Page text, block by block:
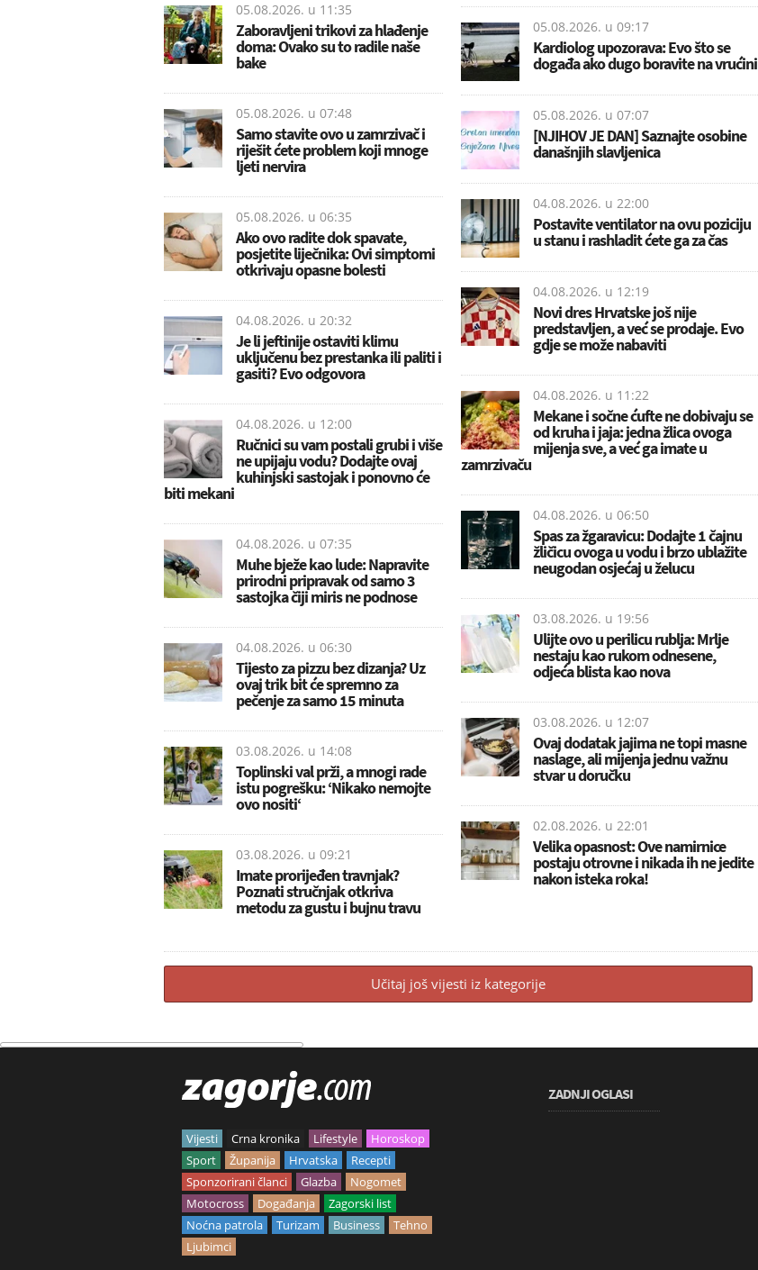
05.08.2026. u 11:35
Zaboravljeni trikovi za hlađenje
doma: Ovako su to radile naše
bake
05.08.2026. u 07:48
Samo stavite ovo u zamrzivač i
riješit ćete problem koji mnoge
ljeti nervira
05.08.2026. u 06:35
Ako ovo radite dok spavate,
posjetite liječnika: Ovi simptomi
otkrivaju opasne bolesti
04.08.2026. u 20:32
Je li jeftinije ostaviti klimu
uključenu bez prestanka ili paliti i
gasiti? Evo odgovora
04.08.2026. u 12:00
Ručnici su vam postali grubi i više
ne upijaju vodu? Dodajte ovaj
kuhinjski sastojak i ponovno će
biti mekani
04.08.2026. u 07:35
Muhe bježe kao lude: Napravite
prirodni pripravak od samo 3
sastojka čiji miris ne podnose
04.08.2026. u 06:30
Tijesto za pizzu bez dizanja? Uz
ovaj trik bit će spremno za
pečenje za samo 15 minuta
03.08.2026. u 14:08
Toplinski val prži, a mnogi rade
istu pogrešku: ‘Nikako nemojte
ovo nositi‘
03.08.2026. u 09:21
Imate prorijeđen travnjak?
Poznati stručnjak otkriva
metodu za gustu i bujnu travu
05.08.2026. u 09:17
Kardiolog upozorava: Evo što se
događa ako dugo boravite na vrućini
05.08.2026. u 07:07
[NJIHOV JE DAN] Saznajte osobine
današnjih slavljenica
04.08.2026. u 22:00
Postavite ventilator na ovu poziciju
u stanu i rashladit ćete ga za čas
04.08.2026. u 12:19
Novi dres Hrvatske još nije
predstavljen, a već se prodaje. Evo
gdje se može nabaviti
04.08.2026. u 11:22
Mekane i sočne ćufte ne dobivaju se
od kruha i jaja: jedna žlica ovoga
mijenja sve, a već ga imate u
zamrzivaču
04.08.2026. u 06:50
Spas za žgaravicu: Dodajte 1 čajnu
žličicu ovoga u vodu i brzo ublažite
neugodan osjećaj u želucu
03.08.2026. u 19:56
Ulijte ovo u perilicu rublja: Mrlje
nestaju kao rukom odnesene,
odjeća blista kao nova
03.08.2026. u 12:07
Ovaj dodatak jajima ne topi masne
naslage, ali mijenja jednu važnu
stvar u doručku
02.08.2026. u 22:01
Velika opasnost: Ove namirnice
postaju otrovne i nikada ih ne jedite
nakon isteka roka!
Učitaj još vijesti iz kategorije
Vijesti Crna kronika Lifestyle
Horoskop
Sport
Županija Hrvatska
Recepti
Sponzorirani članci
Glazba
Nogomet
Motocross
Događanja
Zagorski list
Noćna patrola
Turizam Business
Tehno
Ljubimci
ZADNJI OGLASI